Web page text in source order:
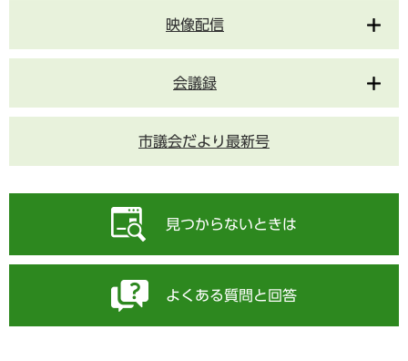
映像配信
会議録
市議会だより最新号
見つからないときは
よくある質問と回答